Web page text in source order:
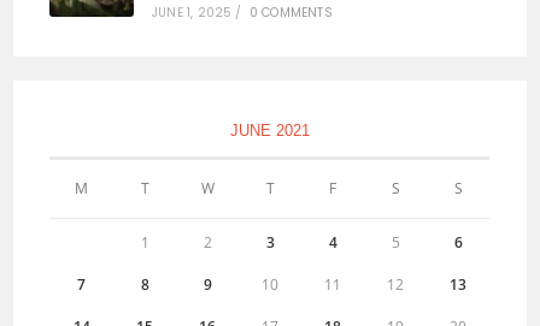
JUNE 1, 2025 / 0 COMMENTS
JUNE 2021
M T W T F S S
1 2 3 4 5 6
7 8 9 10 11 12 13